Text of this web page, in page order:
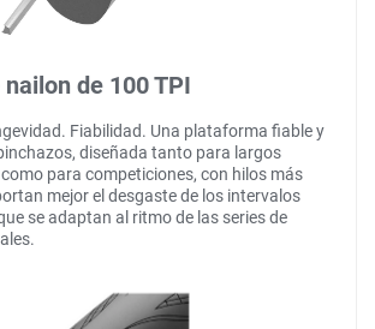
de 100 TPI
Fiabilidad. Una plataforma fiable y
diseñada tanto para largos
para competiciones, con hilos más
mejor el desgaste de los intervalos
se adaptan al ritmo de las series de